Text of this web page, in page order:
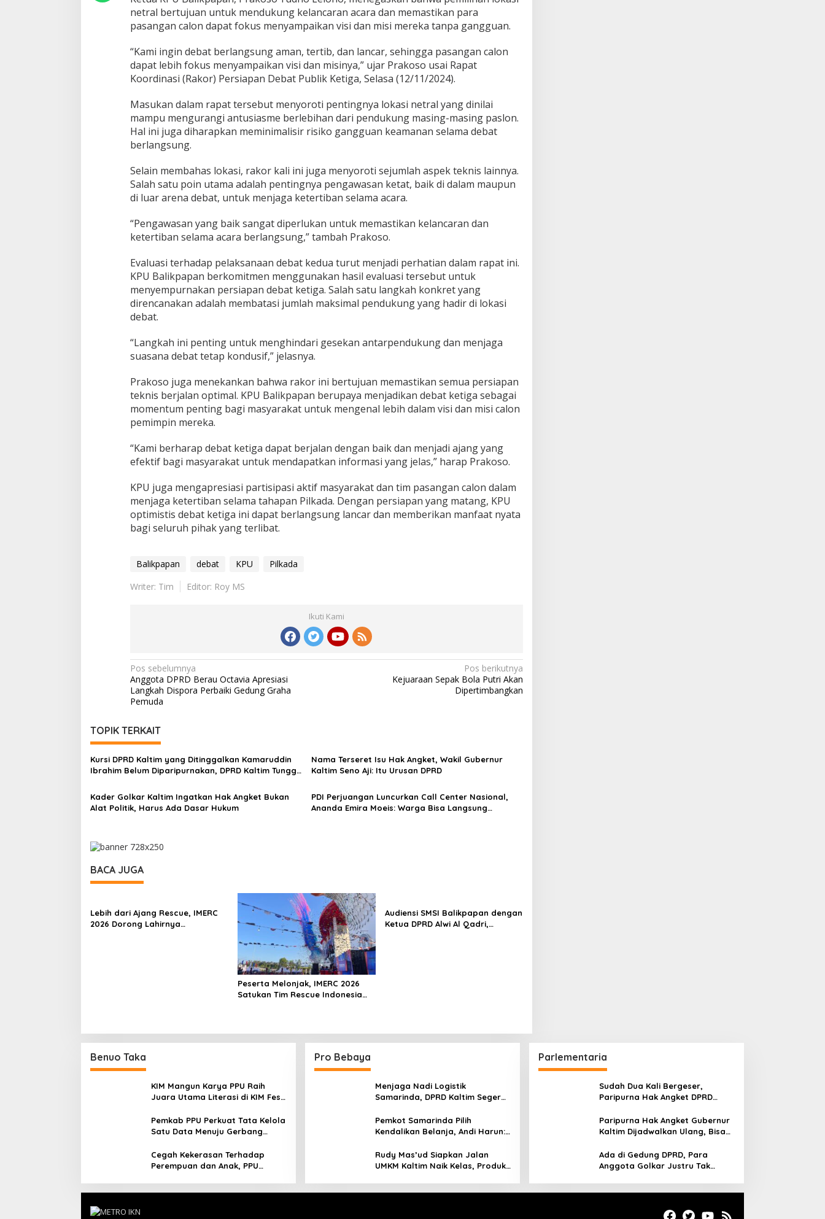
netral bertujuan untuk mendukung kelancaran acara dan memastikan para
pasangan calon dapat fokus menyampaikan visi dan misi mereka tanpa gangguan.
“Kami ingin debat berlangsung aman, tertib, dan lancar, sehingga pasangan calon
dapat lebih fokus menyampaikan visi dan misinya,” ujar Prakoso usai Rapat
Koordinasi (Rakor) Persiapan Debat Publik Ketiga, Selasa (12/11/2024).
Masukan dalam rapat tersebut menyoroti pentingnya lokasi netral yang dinilai
mampu mengurangi antusiasme berlebihan dari pendukung masing-masing paslon.
Hal ini juga diharapkan meminimalisir risiko gangguan keamanan selama debat
berlangsung.
Selain membahas lokasi, rakor kali ini juga menyoroti sejumlah aspek teknis lainnya.
Salah satu poin utama adalah pentingnya pengawasan ketat, baik di dalam maupun
di luar arena debat, untuk menjaga ketertiban selama acara.
“Pengawasan yang baik sangat diperlukan untuk memastikan kelancaran dan
ketertiban selama acara berlangsung,” tambah Prakoso.
Evaluasi terhadap pelaksanaan debat kedua turut menjadi perhatian dalam rapat ini.
KPU Balikpapan berkomitmen menggunakan hasil evaluasi tersebut untuk
menyempurnakan persiapan debat ketiga. Salah satu langkah konkret yang
direncanakan adalah membatasi jumlah maksimal pendukung yang hadir di lokasi
debat.
“Langkah ini penting untuk menghindari gesekan antarpendukung dan menjaga
suasana debat tetap kondusif,” jelasnya.
Prakoso juga menekankan bahwa rakor ini bertujuan memastikan semua persiapan
teknis berjalan optimal. KPU Balikpapan berupaya menjadikan debat ketiga sebagai
momentum penting bagi masyarakat untuk mengenal lebih dalam visi dan misi calon
pemimpin mereka.
“Kami berharap debat ketiga dapat berjalan dengan baik dan menjadi ajang yang
efektif bagi masyarakat untuk mendapatkan informasi yang jelas,” harap Prakoso.
KPU juga mengapresiasi partisipasi aktif masyarakat dan tim pasangan calon dalam
menjaga ketertiban selama tahapan Pilkada. Dengan persiapan yang matang, KPU
optimistis debat ketiga ini dapat berlangsung lancar dan memberikan manfaat nyata
bagi seluruh pihak yang terlibat.
Balikpapan debat KPU
Pilkada
Writer: Tim
Editor: Roy MS
Ikuti Kami
Navigasi
pos
Pos sebelumnya
Anggota DPRD Berau Octavia Apresiasi
Langkah Dispora Perbaiki Gedung Graha
Pemuda
Pos berikutnya
Kejuaraan Sepak Bola Putri Akan
Dipertimbangkan
TOPIK TERKAIT
Kursi DPRD Kaltim yang Ditinggalkan Kamaruddin
Ibrahim Belum Diparipurnakan, DPRD Kaltim Tunggu
Nama Terseret Isu Hak Angket, Wakil Gubernur
Kaltim Seno Aji: Itu Urusan DPRD
Kader Golkar Kaltim Ingatkan Hak Angket Bukan
Alat Politik, Harus Ada Dasar Hukum
PDI Perjuangan Luncurkan Call Center Nasional,
Ananda Emira Moeis: Warga Bisa Langsung
BACA JUGA
Lebih dari Ajang Rescue, IMERC
2026 Dorong Lahirnya
Peserta Melonjak, IMERC 2026
Satukan Tim Rescue Indonesia
Audiensi SMSI Balikpapan dengan
Ketua DPRD Alwi Al Qadri,
Benuo Taka
KIM Mangun Karya PPU Raih
Juara Utama Literasi di KIM Fest
Panggung Nasional
Pemkab PPU Perkuat Tata Kelola
Satu Data Menuju Gerbang
Cegah Kekerasan Terhadap
Perempuan dan Anak, PPU
Pro Bebaya
Menjaga Nadi Logistik
Samarinda, DPRD Kaltim Segera
Pemkot Samarinda Pilih
Kendalikan Belanja, Andi Harun:
daripada Berutang
Rudy Mas’ud Siapkan Jalan
UMKM Kaltim Naik Kelas, Produk
Parlementaria
Sudah Dua Kali Bergeser,
Paripurna Hak Angket DPRD
Paripurna Hak Angket Gubernur
Kaltim Dijadwalkan Ulang, Bisa
Ada di Gedung DPRD, Para
Anggota Golkar Justru Tak